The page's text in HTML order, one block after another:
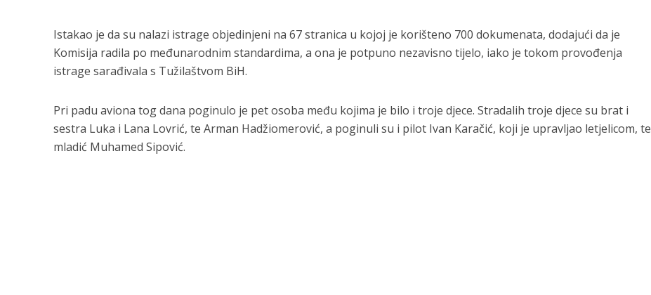
Istakao je da su nalazi istrage objedinjeni na 67 stranica u kojoj je korišteno 700 dokumenata, dodajući da je
Komisija radila po međunarodnim standardima, a ona je potpuno nezavisno tijelo, iako je tokom provođenja
istrage sarađivala s Tužilaštvom BiH.
Pri padu aviona tog dana poginulo je pet osoba među kojima je bilo i troje djece. Stradalih troje djece su brat i
sestra Luka i Lana Lovrić, te Arman Hadžiomerović, a poginuli su i pilot Ivan Karačić, koji je upravljao letjelicom, te
mladić Muhamed Sipović.